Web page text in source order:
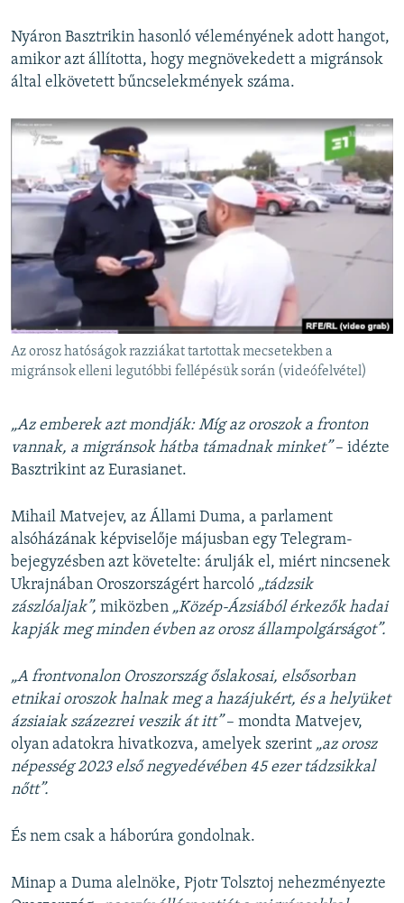
Nyáron Basztrikin hasonló véleményének adott hangot,
amikor azt állította, hogy megnövekedett a migránsok
által elkövetett bűncselekmények száma.
Az orosz hatóságok razziákat tartottak mecsetekben a
migránsok elleni legutóbbi fellépésük során (videófelvétel)
„Az emberek azt mondják: Míg az oroszok a fronton
vannak, a migránsok hátba támadnak minket”– idézte
Basztrikint az Eurasianet.
Mihail Matvejev, az Állami Duma, a parlament
alsóházának képviselője májusban egy Telegram-
bejegyzésben azt követelte: árulják el, miért nincsenek
Ukrajnában Oroszországért harcoló „tádzsik
zászlóaljak”, miközben „Közép-Ázsiából érkezők hadai
kapják meg minden évben az orosz állampolgárságot”.
„A frontvonalon Oroszország őslakosai, elsősorban
etnikai oroszok halnak meg a hazájukért, és a helyüket
ázsiaiak százezrei veszik át itt”– mondta Matvejev,
olyan adatokra hivatkozva, amelyek szerint „az orosz
népesség 2023 első negyedévében 45 ezer tádzsikkal
nőtt”.
És nem csak a háborúra gondolnak.
Minap a Duma alelnöke, Pjotr Tolsztoj nehezményezte